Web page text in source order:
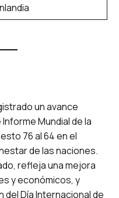
un avance
Mundial de la
76 al 64 en el
de las naciones.
refleja una mejora
y económicos, y
Día Internacional de